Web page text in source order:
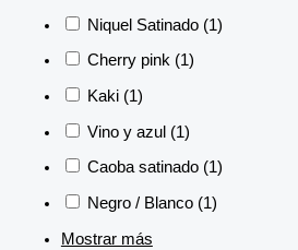
Niquel Satinado (1)
Cherry pink (1)
Kaki (1)
Vino y azul (1)
Caoba satinado (1)
Negro / Blanco (1)
Mostrar más